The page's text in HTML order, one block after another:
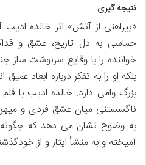
نتیجه گیری
«پیراهنی از آتش» اثر خالده
حماسی به دل تاریخ، عشق و
خواننده را با وقایع سرنوشت ساز
بلکه او را به تفکر درباره ابعاد
بزرگ وامی دارد. خالده ادیب با
ناگسستنی میان عشق فردی و
به وضوح نشان می دهد که چگونه
آمیخته و به منشأ ایثار و از